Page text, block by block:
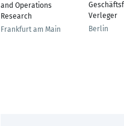
and Operations
Research
Frankfurt am Main
Verleger
Berlin